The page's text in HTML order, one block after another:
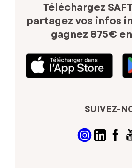
Téléchargez
partagez vos infos
gagnez 875€
SUIVEZ-